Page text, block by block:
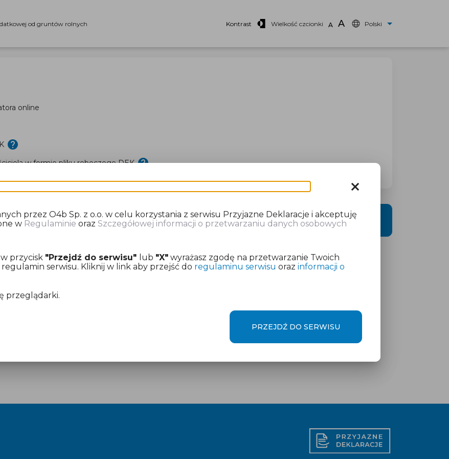
od gruntów rolnych Kontrast Wielkość czcionki A A Polski
online
w formie pliku roboczego DEK
DALEJ
close
przez O4b Sp. z o.o. w celu korzystania z serwisu Przyjazne Deklaracje i akceptuję
w Regulaminie orazSzczegółowej informacji o przetwarzaniu danych osobowych
przycisk "Przejdź do serwisu" lub "X" wyrażasz zgodę na przetwarzanie Twoich
serwisu. Kliknij w link aby przejść do regulaminu serwisu orazinformacji o
przeglądarki.
PRZEJDŹ DO SERWISU